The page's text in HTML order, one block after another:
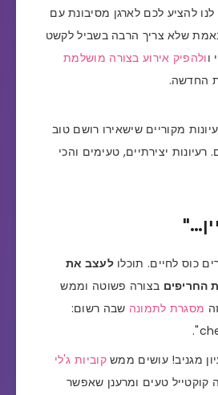
להציע לכם לארגן מסיבונת עם
שלא צריך הרבה בשביל לקשט
וולהפיק אירוע בצורה מושלמת
החדשה.
מקוריים שישאירו רושם טוב
יצירתיים, טעימים והכי
כוס לחיים. תוכלולעצב את
החריפים בצורה פשוטה וממש
מסגרת לתמונה שבה רשום:
מגניב! עושים ממשקוביות ג'לי
קוקטייל טעים ומרענן שאפשר